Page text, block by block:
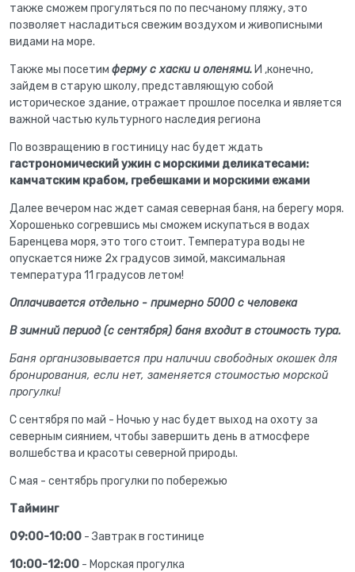
также сможем прогуляться по по песчаному пляжу, это
позволяет насладиться свежим воздухом и живописными
видами на море.
Также мы посетим ферму с хаски и оленями. И ,конечно,
зайдем в старую школу, представляющую собой
историческое здание, отражает прошлое поселка и является
важной частью культурного наследия региона
По возвращению в гостиницу нас будет ждать
гастрономический ужин с морскими деликатесами:
камчатским крабом, гребешками и морскими ежами
Далее вечером нас ждет самая северная баня, на берегу моря.
Хорошенько согревшись мы сможем искупаться в водах
Баренцева моря, это того стоит. Температура воды не
опускается ниже 2х градусов зимой, максимальная
температура 11 градусов летом!
Оплачивается отдельно - примерно 5000 с человека
В зимний период (с сентября) баня входит в стоимость тура.
Баня организовывается при наличии свободных окошек для
бронирования, если нет, заменяется стоимостью морской
прогулки!
С сентября по май - Ночью у нас будет выход на охоту за
северным сиянием, чтобы завершить день в атмосфере
волшебства и красоты северной природы.
С мая - сентябрь прогулки по побережью
Тайминг
09:00-10:00 - Завтрак в гостинице
10:00-12:00 - Морская прогулка